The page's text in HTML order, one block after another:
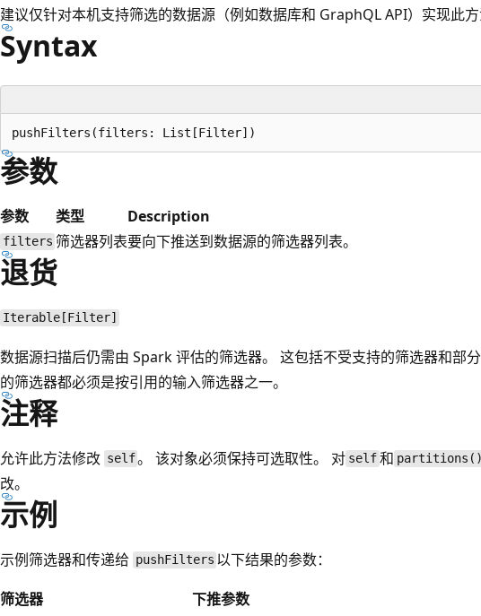
建议仅针对本机支持筛选的数据源（例如数据库和 GraphQL API）实现此方
Syntax
参数
参数 类型 Description
filters 筛选器列表要向下推送到数据源的筛选器列表。
退货
Iterable[Filter]
数据源扫描后仍需由 Spark 评估的筛选器。 这包括不受支持的筛选器和部
的筛选器都必须是按引用的输入筛选器之一。
注释
允许此方法修改 self。 该对象必须保持可选取性。 对 self和 partitions()
改。
示例
示例筛选器和传递给 pushFilters 以下结果的参数：
筛选器
下推参数